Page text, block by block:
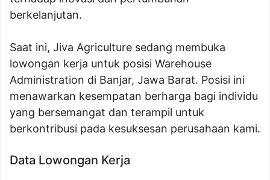
berkelanjutan.
Saat ini, Jiva Agriculture sedang membuka
lowongan kerja untuk posisi Warehouse
Administration di Banjar, Jawa Barat. Posisi ini
menawarkan kesempatan berharga bagi individu
yang bersemangat dan terampil untuk
berkontribusi pada kesuksesan perusahaan kami.
Data Lowongan Kerja